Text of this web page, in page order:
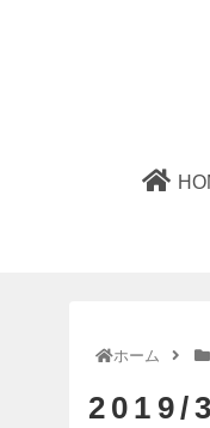
ホーム
2019/